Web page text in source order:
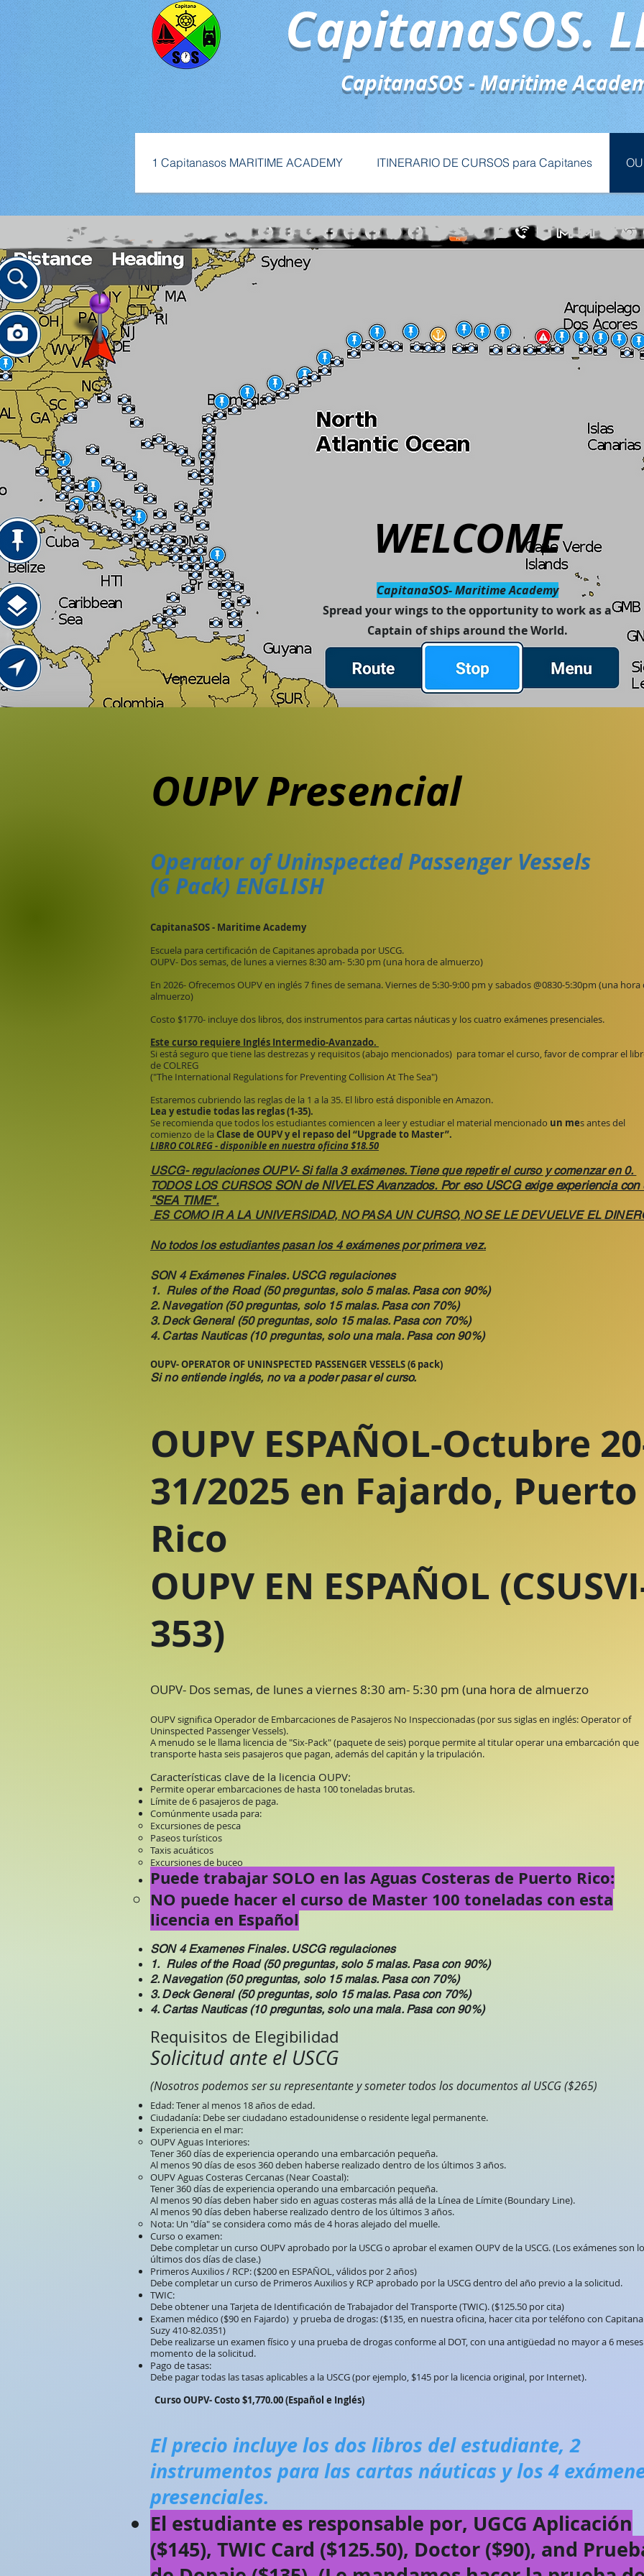
CapitanaSOS.
CapitanaSOS - Maritime
1 Capitanasos MARITIME ACADEMY ITINERARIO DE CURSOS para Capitanes
WELCOME
CapitanaSOS- Maritime Academy
Spread your wings to the opportunity to work as a
Captain of ships around the World.
OUPV Presencial
Operator of Uninspected Passenger Vessels
(6 Pack) ENGLISH
CapitanaSOS - Maritime Academy
Escuela para certificación de Capitanes aprobada por USCG.
OUPV- Dos semas, de lunes a viernes 8:30 am- 5:30 pm (una hora de almuerzo)
En 2026- Ofrecemos OUPV en inglés 7 fines de semana. Viernes de 5:30-9:00 pm y sabados @0830-5:30pm (una hora
almuerzo)
Costo $1770- incluye dos libros, dos instrumentos para cartas náuticas y los cuatro exámenes presenciales.
​Este curso requiere Inglés Intermedio-Avanzado.
Si está seguro que tiene las destrezas y requisitos (abajo mencionados) para tomar el curso, favor de comprar el
de COLREG
("The International Regulations for Preventing Collision At The Sea")
Estaremos cubriendo las reglas de la 1 a la 35. El libro está disponible en Amazon.
Lea y estudie todas las reglas (1-35).
Se recomienda que todos los estudiantes comiencen a leer y estudiar el material mencionado un mes antes del
comienzo de la Clase de OUPV y el repaso del “Upgrade to Master”.
LIBRO COLREG - disponible en nuestra oficina $18.50
USCG- regulaciones OUPV- Si falla 3 exámenes. Tiene que repetir el curso y comenzar en 0.​
TODOS LOS CURSOS SON de NIVELES Avanzados. Por eso USCG exige experiencia con
"SEA TIME".
ES COMO IR A LA UNIVERSIDAD, NO PASA UN CURSO, NO SE LE DEVUELVE EL
No todos los estudiantes pasan los 4 exámenes por primera vez.
SON 4 Exámenes Finales. USCG regulaciones
1. Rules of the Road (50 preguntas, solo 5 malas. Pasa con 90%)
2. Navegation (50 preguntas, solo 15 malas. Pasa con 70%)
3. Deck General (50 preguntas, solo 15 malas. Pasa con 70%)
4. Cartas Nauticas (10 preguntas, solo una mala. Pasa con 90%)
OUPV- OPERATOR OF UNINSPECTED PASSENGER VESSELS (6 pack)
Si no entiende inglés, no va a poder pasar el curso.
OUPV ESPAÑOL-Octubre
31/2025 en Fajardo, Puerto
Rico
OUPV EN ESPAÑOL
353)
OUPV- Dos semas, de lunes a viernes 8:30 am- 5:30 pm (una hora de almuerzo
OUPV significa Operador de Embarcaciones de Pasajeros No Inspeccionadas (por sus siglas en inglés: Operator of
Uninspected Passenger Vessels).
A menudo se le llama licencia de "Six-Pack" (paquete de seis) porque permite al titular operar una embarcación que
transporte hasta seis pasajeros que pagan, además del capitán y la tripulación.
Características clave de la licencia OUPV:
Permite operar embarcaciones de hasta 100 toneladas brutas.
Límite de 6 pasajeros de paga.
Comúnmente usada para:
Excursiones de pesca
Paseos turísticos
Taxis acuáticos
Excursiones de buceo
Puede trabajar SOLO en las Aguas Costeras de Puerto Rico:
NO puede hacer el curso de Master 100 toneladas con esta
licencia en Español
SON 4 Examenes Finales. USCG regulaciones
1. Rules of the Road (50 preguntas, solo 5 malas. Pasa con 90%)
2. Navegation (50 preguntas, solo 15 malas. Pasa con 70%)
3. Deck General (50 preguntas, solo 15 malas. Pasa con 70%)
4. Cartas Nauticas (10 preguntas, solo una mala. Pasa con 90%)
Requisitos de Elegibilidad
Solicitud ante el USCG
(Nosotros podemos ser su representante y someter todos los documentos al USCG ($265)
Edad: Tener al menos 18 años de edad.
Ciudadanía: Debe ser ciudadano estadounidense o residente legal permanente.
Experiencia en el mar:
OUPV Aguas Interiores:
Tener 360 días de experiencia operando una embarcación pequeña.
Al menos 90 días de esos 360 deben haberse realizado dentro de los últimos 3 años.
OUPV Aguas Costeras Cercanas (Near Coastal):
Tener 360 días de experiencia operando una embarcación pequeña.
Al menos 90 días deben haber sido en aguas costeras más allá de la Línea de Límite (Boundary Line).
Al menos 90 días deben haberse realizado dentro de los últimos 3 años.
Nota: Un "día" se considera como más de 4 horas alejado del muelle.
Curso o examen:
Debe completar un curso OUPV aprobado por la USCG o aprobar el examen OUPV de la USCG. (Los exámenes son
últimos dos días de clase.)
Primeros Auxilios / RCP: ($200 en ESPAÑOL, válidos por 2 años)
Debe completar un curso de Primeros Auxilios y RCP aprobado por la USCG dentro del año previo a la solicitud.
TWIC:
Debe obtener una Tarjeta de Identificación de Trabajador del Transporte (TWIC). ($125.50 por cita)
Examen médico ($90 en Fajardo) y prueba de drogas: ($135, en nuestra oficina, hacer cita por teléfono con Capitana
Suzy 410-82.0351)
Debe realizarse un examen físico y una prueba de drogas conforme al DOT, con una antigüedad no mayor a 6
momento de la solicitud.
Pago de tasas:
Debe pagar todas las tasas aplicables a la USCG (por ejemplo, $145 por la licencia original, por Internet).
Curso OUPV- Costo $1,770.00 (Español e Inglés)
El precio incluye los dos libros del estudiante, 2
instrumentos para las cartas náuticas y los 4
presenciales.
El estudiante es responsable por, UGCG Aplicación
($145), TWIC Card ($125.50), Doctor ($90), and